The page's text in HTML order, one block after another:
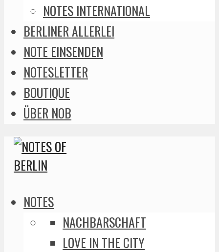
NOTES INTERNATIONAL
BERLINER ALLERLEI
NOTE EINSENDEN
NOTESLETTER
BOUTIQUE
ÜBER NOB
NOTES
NACHBARSCHAFT
LOVE IN THE CITY